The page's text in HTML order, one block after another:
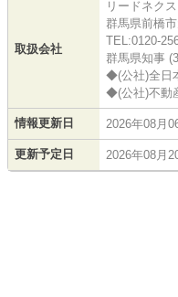
取扱会社
リードネク
群馬県前橋
TEL:0120-
群馬県知事
◆(公社)全日
◆(公社)不動
情報更新日 2026年08月
更新予定日 2026年08月